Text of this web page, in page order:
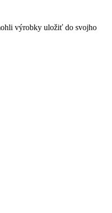
výrobky uložiť do svojho